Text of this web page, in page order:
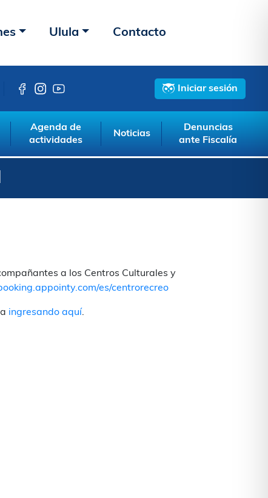
Ulula Contacto
Iniciar sesión
Agenda de
actividades
Noticias
Denuncias
ante Fiscalía
a los Centros Culturales y
es/centrorecreo
ingresando aquí.